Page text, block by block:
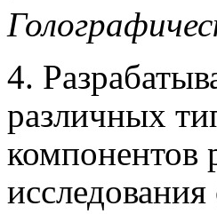
4.
различных